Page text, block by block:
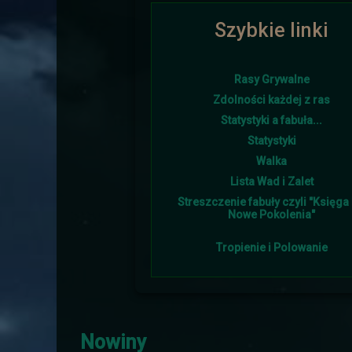
Ponownie i w tym roku lato
Śniegu napadało w
Burmistrz otrzymał od
Szybkie linki
Rasy Grywalne
Zdolności każdej z ras
Statystyki a fabuła...
Statystyki
Walka
Lista Wad i Zalet
Streszczenie fabuły czyli "Księga
Nowe Pokolenia"
Tropienie i Polowanie
Nowiny